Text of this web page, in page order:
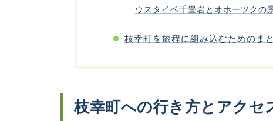
ウスタイベ千畳岩とオホーツクの
枝幸町を旅程に組み込むためのま
枝幸町への行き方とアクセ